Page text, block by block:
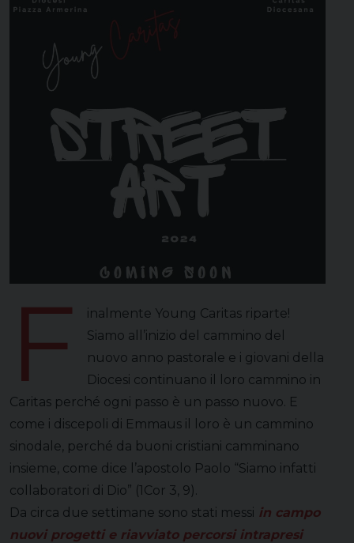
F
inalmente Young Caritas riparte!
Siamo all’inizio del cammino del
nuovo anno pastorale e i giovani della
Diocesi continuano il loro cammino in
Caritas perché ogni passo è un passo nuovo. E
come i discepoli di Emmaus il loro è un cammino
sinodale, perché da buoni cristiani camminano
insieme, come dice l’apostolo Paolo “Siamo infatti
collaboratori di Dio” (1Cor 3, 9).
Da circa due settimane sono stati messi in campo
nuovi progetti e riavviato percorsi intrapresi